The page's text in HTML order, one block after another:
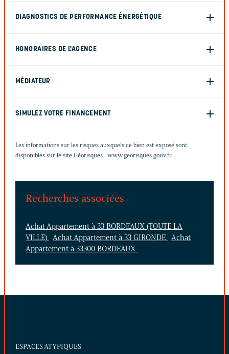
DIAGNOSTICS DE PERFORMANCE ÉNERGÉTIQUE
HONORAIRES DE L'AGENCE
MÉDIATEUR
SIMULEZ VOTRE FINANCEMENT
Les informations sur les risques auxquels ce bien est exposé sont
disponibles sur le site Géorisques : www.georisques.gouv.fr
Recherches associées
Achat Appartement à 33 BORDEAUX (TOUTE LA
VILLE)
Achat Appartement à 33 GIRONDE
Achat
Appartement à 33300 BORDEAUX
ESPACES ATYPIQUES